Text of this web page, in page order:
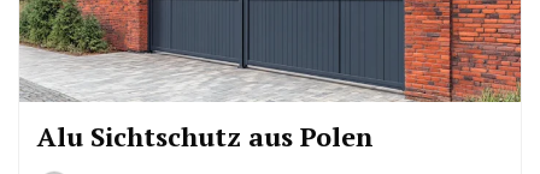
Alu Sichtschutz aus Polen